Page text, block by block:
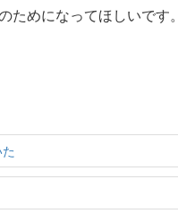
ためになってほしいです。